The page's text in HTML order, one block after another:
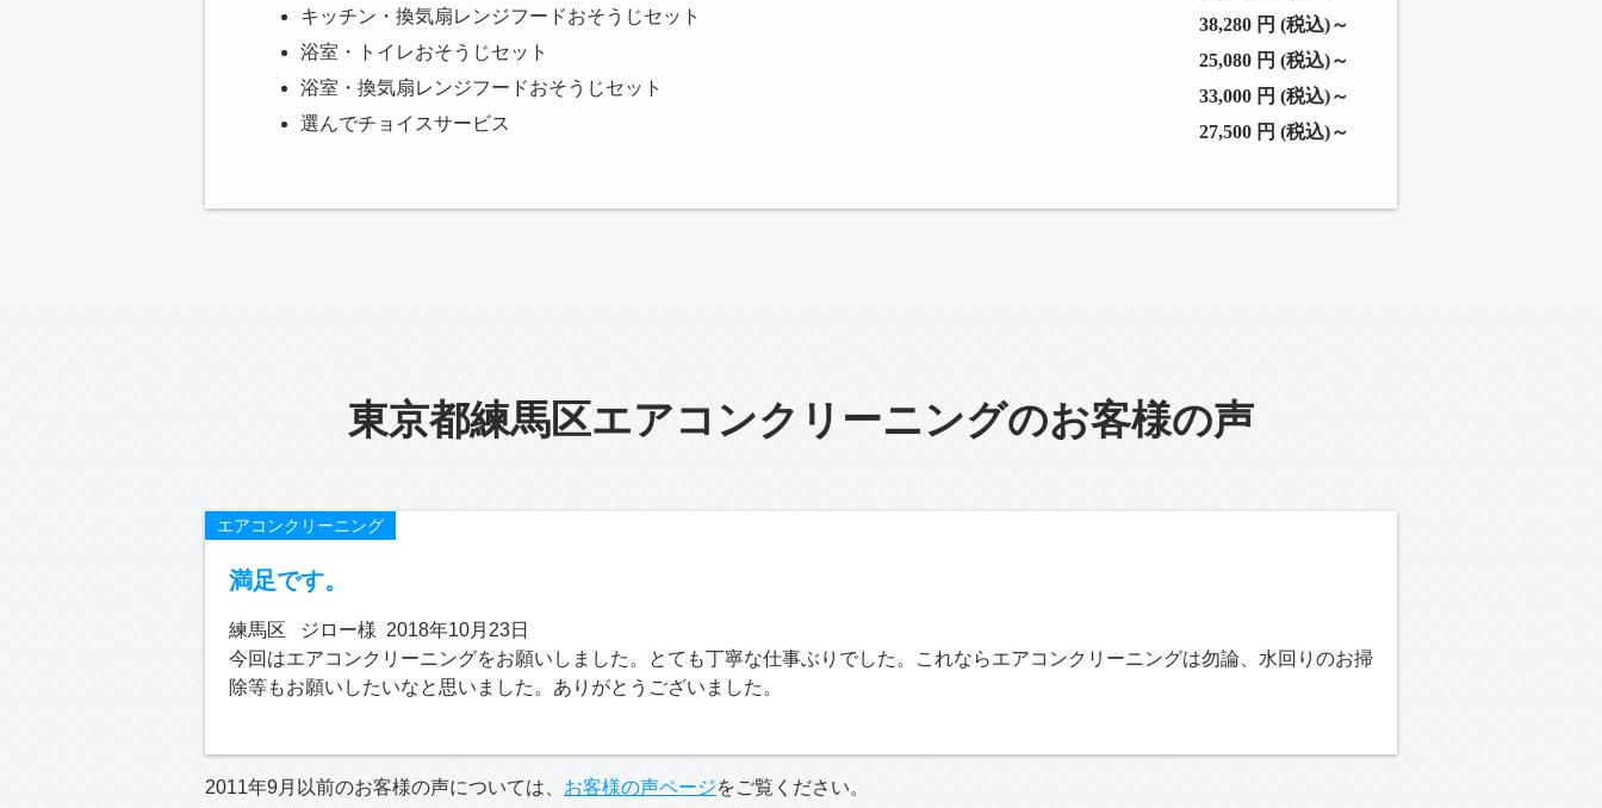
キッチン・換気扇レンジフードおそうじセット
38,280 円 (税込)～
浴室・トイレおそうじセット
25,080 円 (税込)～
浴室・換気扇レンジフードおそうじセット
33,000 円 (税込)～
選んでチョイスサービス
27,500 円 (税込)～
東京都練馬区エアコンクリーニングのお客様の声
エアコンクリーニング
満足です。
練馬区 ジロー様 2018年10月23日
今回はエアコンクリーニングをお願いしました。とても丁寧な仕事ぶりでした。これならエアコンクリーニングは勿論、水回りのお掃
除等もお願いしたいなと思いました。ありがとうございました。
2011年9月以前のお客様の声については、 お客様の声ページをご覧ください。